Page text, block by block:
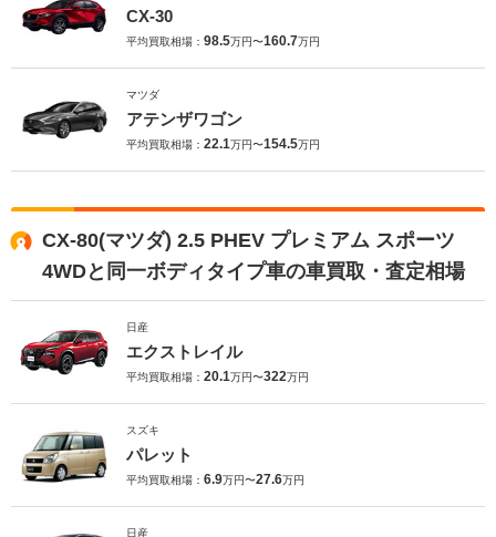
CX-30
平均買取相場： 98.5万円〜160.7万円
マツダ
アテンザワゴン
平均買取相場： 22.1万円〜154.5万円
CX-80(マツダ) 2.5 PHEV プレミアム スポーツ
4WDと同一ボディタイプ車の車買取・査定相場
日産
エクストレイル
平均買取相場： 20.1万円〜322万円
スズキ
パレット
平均買取相場： 6.9万円〜27.6万円
日産